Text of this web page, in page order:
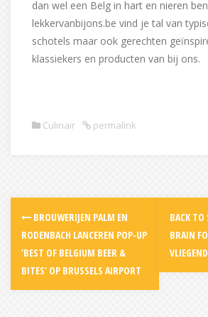
dan wel een Belg in hart en nieren
lekkervanbijons.be vind je tal van
schotels maar ook gerechten
klassiekers en producten van bij ons.
Culinair permalink
Post
navigation
BROUWERIJEN PALM EN
RODENBACH LANCEREN POP-UP
‘BEST OF BELGIUM BEER &
BITES’ OP BRUSSELS AIRPORT
BACK TO
BRAIN